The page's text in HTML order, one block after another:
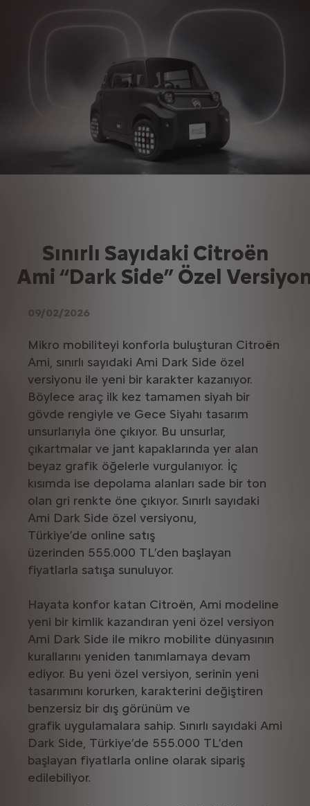
Sınırlı Sayıdaki Citroën
Ami “Dark Side” Özel
09/02/2026
Mikro mobiliteyi konforla buluşturan Citroën
Ami, sınırlı sayıdaki Ami Dark Side özel
versiyonu ile yeni bir karakter kazanıyor.
Böylece araç ilk kez tamamen siyah bir
gövde rengiyle ve Gece Siyahı tasarım
unsurlarıyla öne çıkıyor. Bu unsurlar,
çıkartmalar ve jant kapaklarında yer alan
beyaz grafik öğelerle vurgulanıyor. İç
kısımda ise depolama alanları sade bir ton
olan gri renkte öne çıkıyor. Sınırlı sayıdaki
Ami Dark Side özel versiyonu,
Türkiye’de online satış
üzerinden 555.000 TL’den başlayan
fiyatlarla satışa sunuluyor.
Hayata konfor katan Citroën, Ami modeline
yeni bir kimlik kazandıran yeni özel versiyon
Ami Dark Side ile mikro mobilite dünyasının
kurallarını yeniden tanımlamaya devam
ediyor. Bu yeni özel versiyon, serinin yeni
tasarımını korurken, karakterini değiştiren
benzersiz bir dış görünüm ve
grafik uygulamalara sahip. Sınırlı sayıdaki Ami
Dark Side, Türkiye’de 555.000 TL’den
başlayan fiyatlarla online olarak sipariş
edilebiliyor.